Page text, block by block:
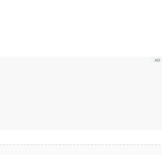
信你们都曾或正在与“遗留系统”搏